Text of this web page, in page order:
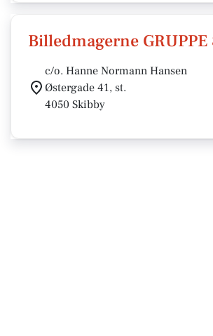
Billedmagerne GRUPPE
c/o. Hanne Normann Hansen
Østergade 41, st.
4050 Skibby